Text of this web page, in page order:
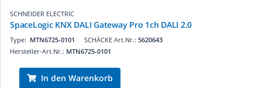
SCHNEIDER ELECTRIC
SpaceLogic KNX DALI Gateway Pro 1ch DALI 2.0
SCHÄCKE Art.Nr.: 5620643
Type: MTN6725-0101
Hersteller-Art.Nr.: MTN6725-0101
In den Warenkorb